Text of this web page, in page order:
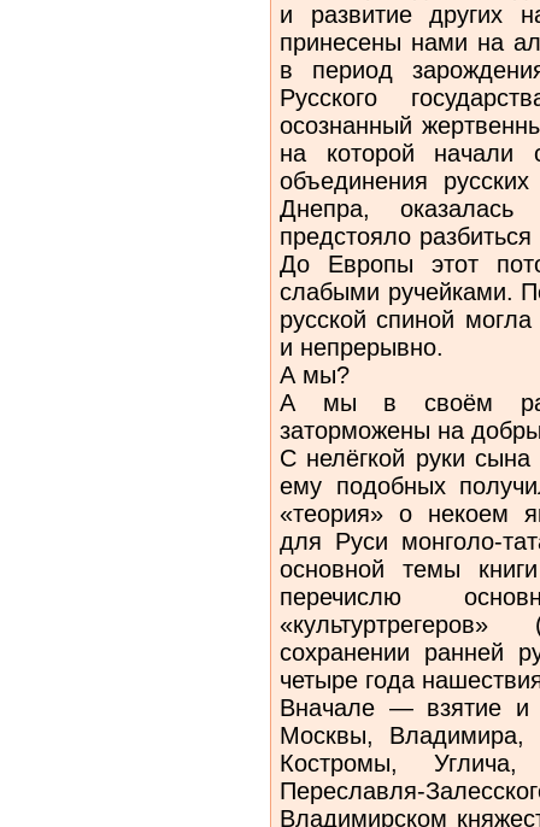
и развитие других
принесены нами на
в период
Русского
осознанный
на которой начали
объединения
Днепра,
предстояло
До Европы этот
слабыми ручейками.
русской спиной
и непрерывно.
А мы?
А мы в своём
заторможены на
С нелёгкой руки
ему подобных
«теория» о некоем
для Руси монголо-
основной темы
перечислю
сохранении ранней
четыре года
Вначале — взятие и
Москвы, Владимира,
Костромы,
Переславля-
Владимирском